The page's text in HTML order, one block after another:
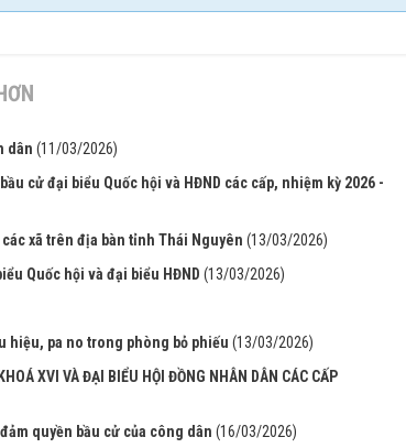
dân (11/03/2026)
cử đại biểu Quốc hội và HĐND các cấp, nhiệm kỳ 2026 -
xã trên địa bàn tỉnh Thái Nguyên (13/03/2026)
Quốc hội và đại biểu HĐND (13/03/2026)
hiệu, pa no trong phòng bỏ phiếu (13/03/2026)
XVI VÀ ĐẠI BIỂU HỘI ĐỒNG NHÂN DÂN CÁC CẤP
quyền bầu cử của công dân (16/03/2026)